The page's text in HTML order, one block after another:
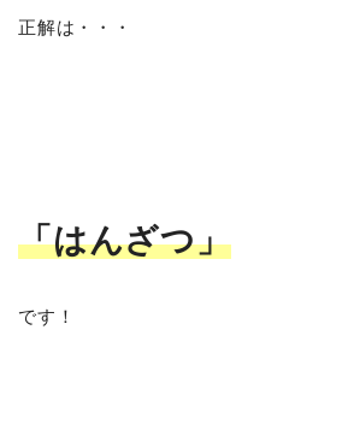
正解は・・・
「はんざつ」
です！